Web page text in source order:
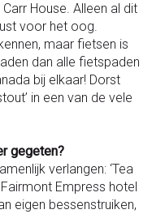
House. Alleen al dit
voor het oog.
maar fietsen is
dan alle fietspaden
bij elkaar! Dorst
in een van de vele
gegeten?
verlangen: ‘Tea
Empress hotel
eigen bessenstruiken,